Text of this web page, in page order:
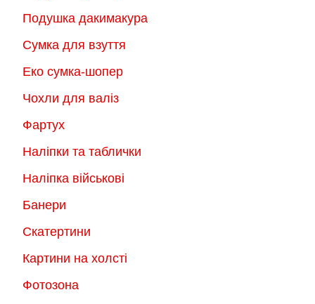
Подушка дакимакура
Сумка для взуття
Еко сумка-шопер
Чохли для валіз
Фартух
Наліпки та таблички
Наліпка військові
Банери
Скатертини
Картини на холсті
Фотозона